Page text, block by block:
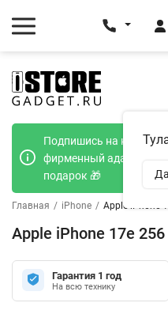
Да
Подпишись на наш
фирменный адаптер
подарок 🎁
Главная / iPhone / Apple iPhone
Apple iPhone 17e
Гарантия 1 год
На всю технику